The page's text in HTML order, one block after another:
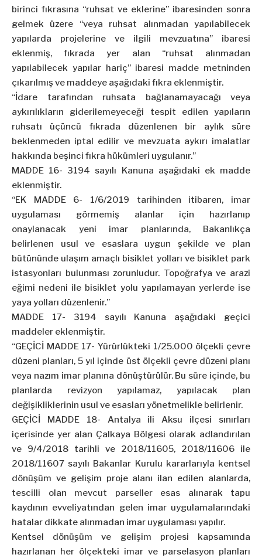
birinci fıkrasına “ruhsat ve eklerine” ibaresinden sonra
gelmek üzere “veya ruhsat alınmadan yapılabilecek
yapılarda projelerine ve ilgili mevzuatına” ibaresi
eklenmiş, fıkrada yer alan “ruhsat alınmadan
yapılabilecek yapılar hariç” ibaresi madde metninden
çıkarılmış ve maddeye aşağıdaki fıkra eklenmiştir.
“İdare tarafından ruhsata bağlanamayacağı veya
aykırılıkların giderilemeyeceği tespit edilen yapıların
ruhsatı üçüncü fıkrada düzenlenen bir aylık süre
beklenmeden iptal edilir ve mevzuata aykırı imalatlar
hakkında beşinci fıkra hükümleri uygulanır.”
MADDE 16- 3194 sayılı Kanuna aşağıdaki ek madde
eklenmiştir.
“EK MADDE 6- 1/6/2019 tarihinden itibaren, imar
uygulaması görmemiş alanlar için hazırlanıp
onaylanacak yeni imar planlarında, Bakanlıkça
belirlenen usul ve esaslara uygun şekilde ve plan
bütününde ulaşım amaçlı bisiklet yolları ve bisiklet park
istasyonları bulunması zorunludur. Topoğrafya ve arazi
eğimi nedeni ile bisiklet yolu yapılamayan yerlerde ise
yaya yolları düzenlenir.”
MADDE 17- 3194 sayılı Kanuna aşağıdaki geçici
maddeler eklenmiştir.
“GEÇİCİ MADDE 17- Yürürlükteki 1/25.000 ölçekli çevre
düzeni planları, 5 yıl içinde üst ölçekli çevre düzeni planı
veya nazım imar planına dönüştürülür. Bu süre içinde, bu
planlarda revizyon yapılamaz, yapılacak plan
değişikliklerinin usul ve esasları yönetmelikle belirlenir.
GEÇİCİ MADDE 18- Antalya ili Aksu ilçesi sınırları
içerisinde yer alan Çalkaya Bölgesi olarak adlandırılan
ve 9/4/2018 tarihli ve 2018/11605, 2018/11606 ile
2018/11607 sayılı Bakanlar Kurulu kararlarıyla kentsel
dönüşüm ve gelişim proje alanı ilan edilen alanlarda,
tescilli olan mevcut parseller esas alınarak tapu
kaydının evveliyatından gelen imar uygulamalarındaki
hatalar dikkate alınmadan imar uygulaması yapılır.
Kentsel dönüşüm ve gelişim projesi kapsamında
hazırlanan her ölçekteki imar ve parselasyon planları